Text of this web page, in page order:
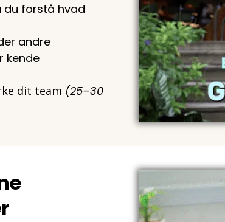
du forstå hvad
andre
kende
dit team (25–30